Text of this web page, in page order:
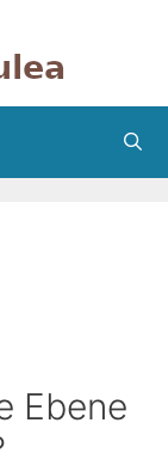
Ebene